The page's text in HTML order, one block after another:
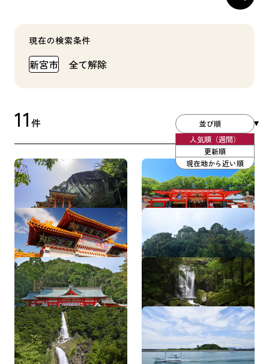
現在の検索条件
新宮市 全て解除
11 件
並び順
人気順（週間）
更新順
現在地から近い順
神倉神社 熊野速玉大社
徐福公園
阿須賀神社 桑の木の滝
鼻白の滝
孔島（孔島厳島神社の石
造物）